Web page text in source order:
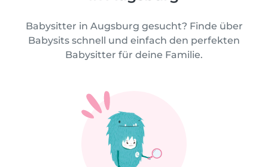
Babysitter in Augsburg gesucht? Finde über
Babysits schnell und einfach den perfekten
Babysitter für deine Familie.